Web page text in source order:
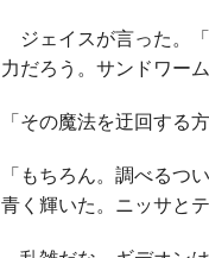
ジェイスが言った。
力だろう。サンドワー
「その魔法を迂回する
「もちろん。調べるつ
青く輝いた。ニッサと